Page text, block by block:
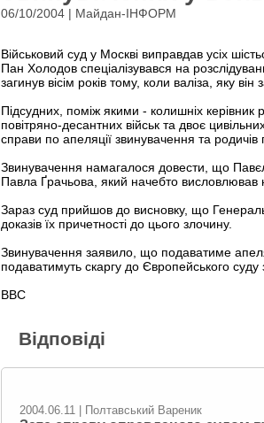
06/10/2004 | Майдан-ІНФОРМ
Військовий суд у Москві виправдав усіх
Пан Холодов спеціалізувався на
загинув вісім років тому, коли валіза, яку
Підсудних, поміж якими - колишніх керівник
повітряно-десантних військ та двоє
справи по апеляції звинувачення та
Звинувачення намагалося довести, що Павєл
Павла Ґрачьова, який начебто висловлював
Зараз суд прийшов до висновку, що
доказів їх причетності до цього злочину.
Звинувачення заявило, що подаватиме
подаватимуть скаргу до Європейського
ВВС
Відповіді
2004.06.11 | Полтавський Вареник